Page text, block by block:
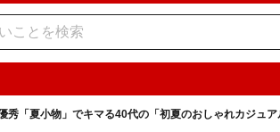
秀「夏小物」でキマる40代の「初夏のおしゃれカジュ